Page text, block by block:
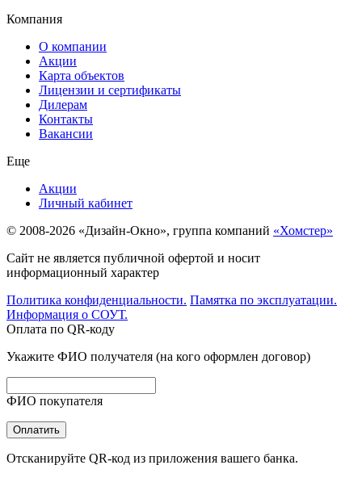
Компания
О компании
Акции
Карта объектов
Лицензии и сертификаты
Дилерам
Контакты
Вакансии
Еще
Акции
Личный кабинет
© 2008-2026 «Дизайн-Окно», группа компаний «Хомстер»
Сайт не является публичной офертой и носит
информационный характер
Политика конфиденциальности. Памятка по эксплуатации.
Информация о СОУТ.
Оплата по QR-коду
Укажите ФИО получателя (на кого оформлен договор)
ФИО покупателя
Оплатить
Отсканируйте QR-код из приложения вашего банка.